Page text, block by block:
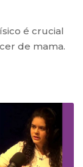
é crucial
de mama.